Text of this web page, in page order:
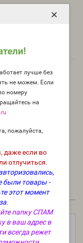
лучше без
не можем. Если
номеру
на
пожалуйста,
даже если во
отлучиться.
были товары -
этот момент
папку СПАМ
в ваш адрес в
всегда режет
×